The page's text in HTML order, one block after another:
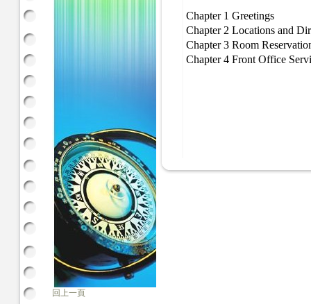
回上一頁
Chapter 1 Greetings
Chapter 2 Locations and
Chapter 3 Room
Chapter 4 Front Office